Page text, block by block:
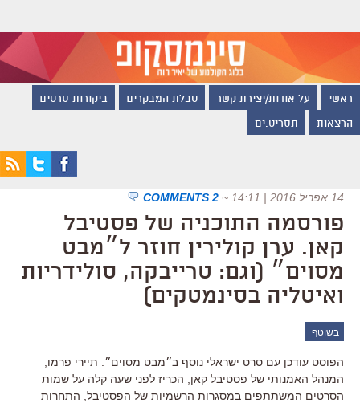
ראשי על אודות/יצירת קשר טבלת המבקרים ביקורות סרטים
הרצאות תסריט.ים
14 אפריל 2016 | 14:11 ~
2 COMMENTS
פורסמה התוכניה של פסטיבל
קאן. ערן קולירין חוזר ל״מבט
מסוים״ (וגם: טרייבקה, סולידריות
ואיטליה בסינמטקים)
בשוטף
הפוסט עודכן עם סרט ישראלי נוסף ב״מבט מסוים״. תיירי פרמו,
המנהל האמנותי של פסטיבל קאן, הכריז לפני שעה קלה על שמות
הסרטים המשתתפים במסגרות הרשמיות של הפסטיבל, התחרות